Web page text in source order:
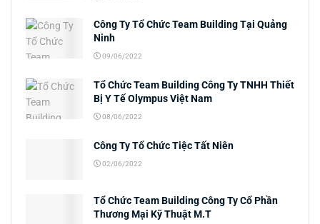
Công Ty Tổ Chức Team Building Tại Quảng
Ninh
09/06/2022
Tổ Chức Team Building Công Ty TNHH Thiết
Bị Y Tế Olympus Việt Nam
08/06/2022
Công Ty Tổ Chức Tiệc Tất Niên
02/06/2022
Tổ Chức Team Building Công Ty Cổ Phần
Thương Mại Kỹ Thuật M.T